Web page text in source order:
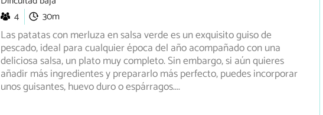
4
30m
Las patatas con merluza en salsa verde es un exquisito guiso de
pescado, ideal para cualquier época del año acompañado con una
deliciosa salsa,un plato muy completo. Sin embargo, si aún quieres
añadir más ingredientes y prepararlo más perfecto, puedes incorporar
unos guisantes, huevo duro o espárragos....